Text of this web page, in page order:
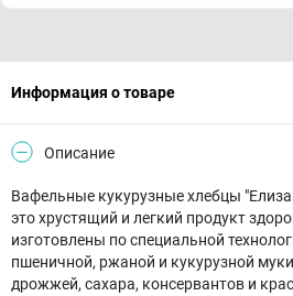
Информация о товаре
Описание
Вафельные кукурузные хлебцы
это хрустящий и легкий продукт
изготовлены по специальной
пшеничной, ржаной и кукурузной
дрожжей, сахара, консервантов и